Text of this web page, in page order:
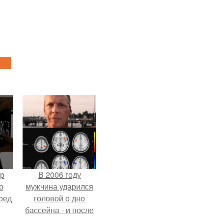
В 2006 году
мужчина ударился
головой о дно
бассейна - и после